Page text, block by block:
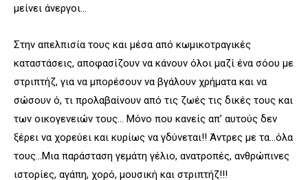
μείνει άνεργοι…
Στην απελπισία τους και μέσα από κωμικοτραγικές
καταστάσεις, αποφασίζουν να κάνουν όλοι μαζί ένα σόου με
στριπτήζ, για να μπορέσουν να βγάλουν χρήματα και να
σώσουν ό, τι προλαβαίνουν από τις ζωές τις δικές τους και
των οικογενειών τους… Μόνο που κανείς απ’ αυτούς δεν
ξέρει να χορεύει και κυρίως να γδύνεται!! Άντρες με τα…όλα
τους…Μια παράσταση γεμάτη γέλιο, ανατροπές, ανθρώπινες
ιστορίες, αγάπη, χορό, μουσική και στριπτήζ!!!